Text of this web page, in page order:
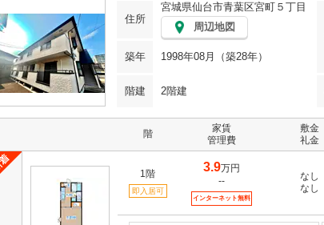
住所
宮城県仙台市青葉区宮町５丁目
周辺地図
築年 1998年08月（築28年）
階建 2階建
階
家賃
管理費
敷金
礼金
1階
即入居可
3.9万円
--
インターネット無料
なし
なし